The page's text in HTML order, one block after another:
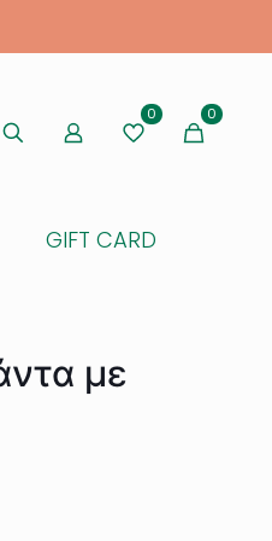
0 0
GIFT CARD
με